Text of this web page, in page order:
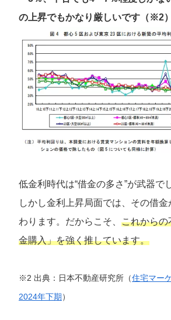
の上昇でもかなり厳しいです（※2）
低金利時代は“借金の多さ”が武器で
しかし金利上昇局面では、その借
わります。だからこそ、 これからの
金購入」を強く推しています。
※2 出典：日本不動産研究所（住宅マー
2024年下期）